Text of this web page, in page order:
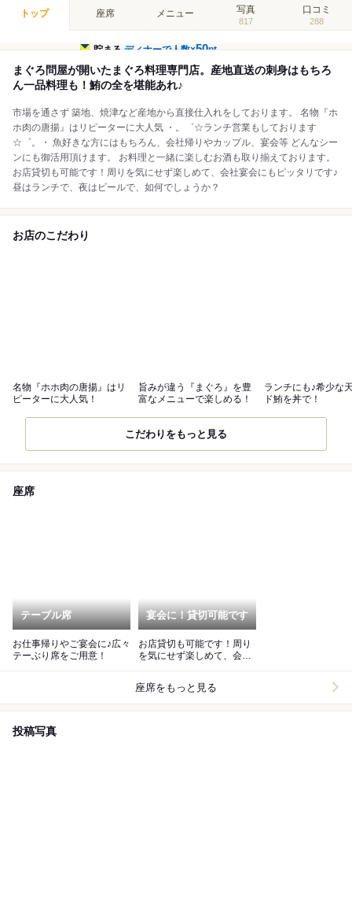
トップ 座席 メニュー 写真
817
口コミ
288
貯まるディナーで人数×50pt
まぐろ問屋が開いたまぐろ料理専門店。産地直送の刺身はもちろ
ん一品料理も！鮪の全を堪能あれ♪
市場を通さず 築地、焼津など産地から直接仕入れをしております。 名物『ホ
ホ肉の唐揚』はリピーターに大人気 ・。゜☆ランチ営業もしております
☆゜。・ 魚好きな方にはもちろん、会社帰りやカップル、宴会等 どんなシー
ンにも御活用頂けます。 お料理と一緒に楽しむお酒も取り揃えております。
お店貸切も可能です！周りを気にせず楽しめて、会社宴会にもピッタリです♪
昼はランチで、夜はビールで、如何でしょうか？
お店のこだわり
名物『ホホ肉の唐揚』はリ
ピーターに大人気！
旨みが違う『まぐろ』を豊
富なメニューで楽しめる！
ランチにも♪希少な
ド鮪を丼で！
こだわりをもっと見る
座席
テーブル席
お仕事帰りやご宴会に♪広々
テーぶり席をご用意！
宴会に！貸切可能です
お店貸切も可能です！周り
を気にせず楽しめて、会社
座席をもっと見る
投稿写真